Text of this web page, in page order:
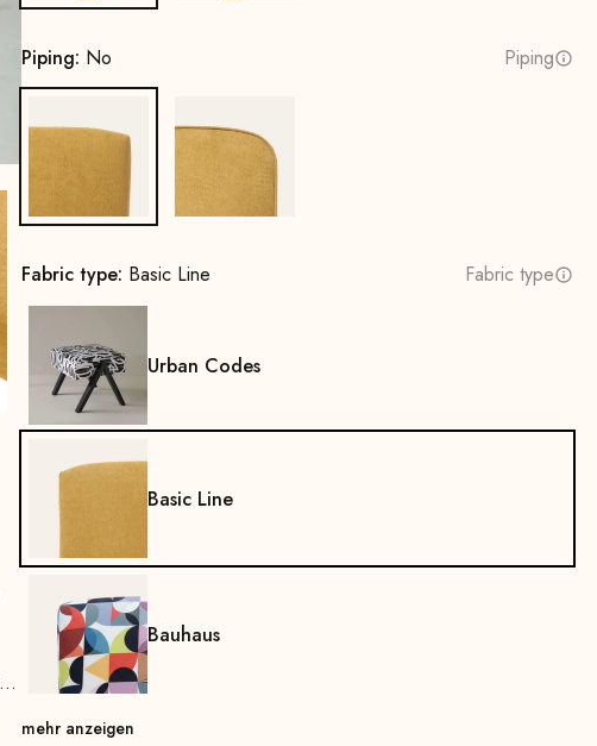
Piping: No Piping
Fabric type: Basic Line Fabric type
Urban Codes
Basic Line
Bauhaus
mehr anzeigen